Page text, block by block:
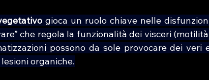
gioca un ruolo chiave nelle
che regola la funzionalità dei visceri
possono da sole provocare dei veri
organiche.